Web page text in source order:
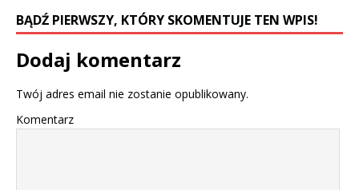
BĄDŹ PIERWSZY, KTÓRY SKOMENTUJE TEN WPIS!
Dodaj komentarz
Twój adres email nie zostanie opublikowany.
Komentarz